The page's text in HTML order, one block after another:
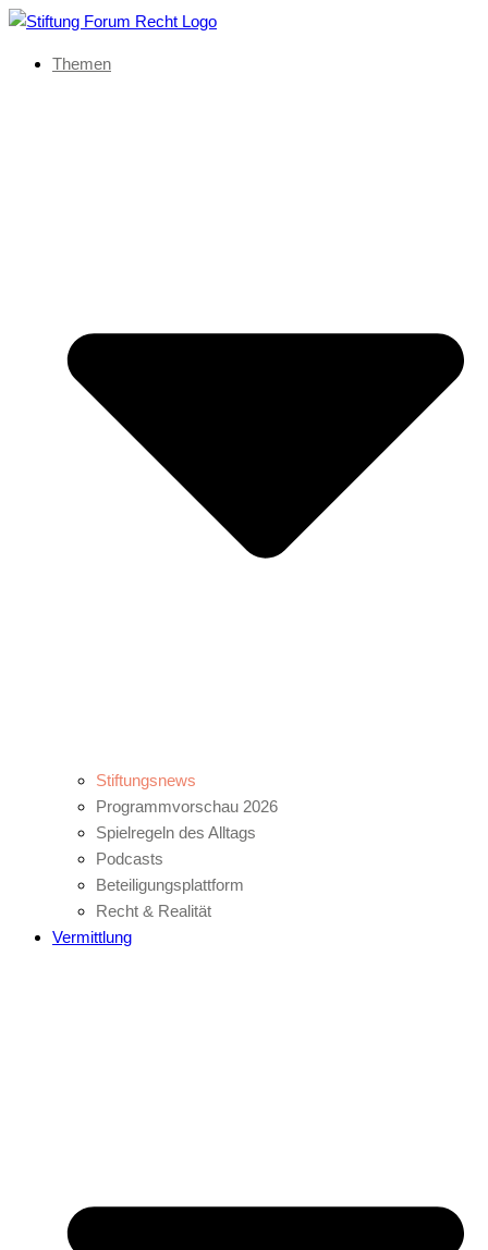
Themen
Stiftungsnews
Programmvorschau 2026
Spielregeln des Alltags
Podcasts
Beteiligungsplattform
Recht & Realität
Vermittlung